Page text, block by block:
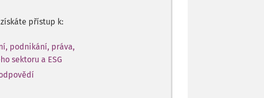
přístup k:
podnikání, práva,
sektoru a ESG